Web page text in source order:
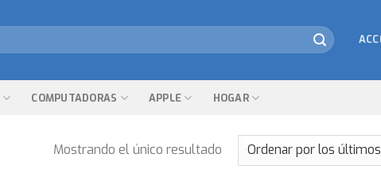
COMPUTADORAS APPLE HOGAR
Mostrando el único resultado